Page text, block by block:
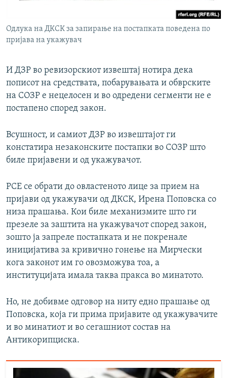
Одлука на ДКСК за запирање на постапката поведена по
пријава на укажувач
И ДЗР во ревизорскиот извештај нотира дека
пописот на средствата, побарувањата и обврските
на СОЗР е нецелосен и во одредени сегменти не е
постапено според закон.
Всушност, и самиот ДЗР во извештајот ги
констатира незаконските постапки во СОЗР што
биле пријавени и од укажувачот.
РСЕ се обрати до овластеното лице за прием на
пријави од укажувачи од ДКСК, Ирена Поповска со
низа прашања. Кои биле механизмите што ги
презеле за заштита на укажувачот според закон,
зошто ја запреле постапката и не покренале
иницијатива за кривично гонење на Мирчески
кога законот им го овозможува тоа, а
институцијата имала таква пракса во минатото.
Но, не добивме одговор на ниту едно прашање од
Поповска, која ги прима пријавите од укажувачите
и во минатиот и во сегашниот состав на
Антикорипциска.